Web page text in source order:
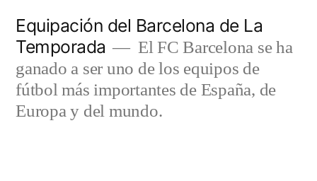
contenido
Equipación del Barcelona de La
Temporada
El FC Barcelona se ha
ganado a ser uno de los equipos de
fútbol más importantes de España, de
Europa y del mundo.